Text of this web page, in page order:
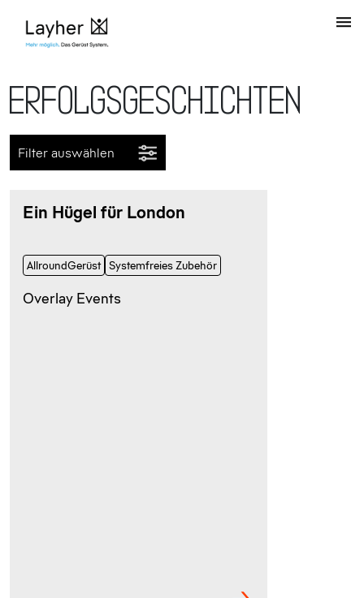
Erfolgsgeschichten
Filter auswählen
Ein Hügel für London
AllroundGerüst Systemfreies Zubehör
Overlay Events